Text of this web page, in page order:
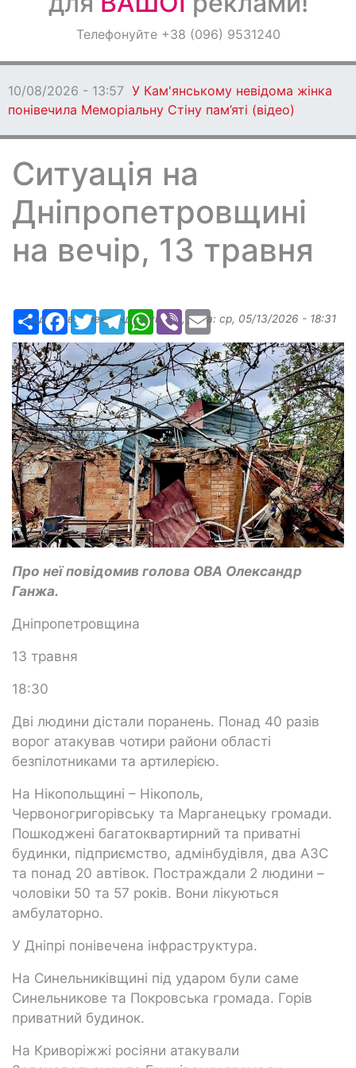
ОголошенняТелефонуйте +38 (096) 9531240
10/08/2026 - 13:57 У Кам'янському невідома жінка
понівечила Меморіальну Стіну пам’яті (відео)
Ситуація на
Дніпропетровщині
на вечір, 13 травня
РесурсFacebook
TwitterTelegramWhatsApp
ViberEmail
Надіслав:Александр Бугаев , дата: ср, 05/13/2026 - 18:31
Про неї повідомив голова ОВА Олександр
Ганжа.
Дніпропетровщина
13 травня
18:30
Дві людини дістали поранень. Понад 40 разів
ворог атакував чотири райони області
безпілотниками та артилерією.
На Нікопольщині – Нікополь,
Червоногригорівську та Марганецьку громади.
Пошкоджені багатоквартирний та приватні
будинки, підприємство, адмінбудівля, два АЗС
та понад 20 автівок. Постраждали 2 людини –
чоловіки 50 та 57 років. Вони лікуються
амбулаторно.
У Дніпрі понівечена інфраструктура.
На Синельниківщині під ударом були саме
Синельникове та Покровська громада. Горів
приватний будинок.
На Криворіжжі росіяни атакували